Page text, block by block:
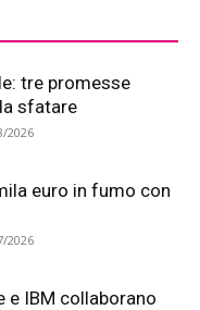
tre promesse
sfatare
2026
euro in fumo con
2026
e IBM collaborano